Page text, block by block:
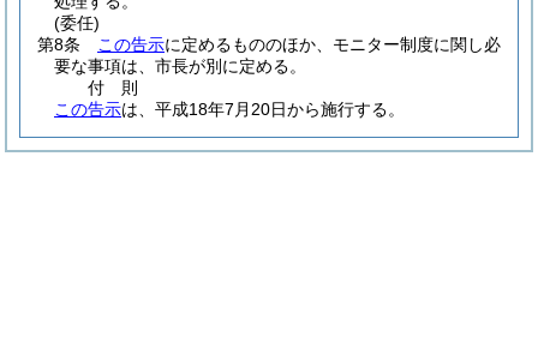
(委任)
第8条
この告示に定めるもののほか、モニター制度に関し必
要な事項は、市長が別に定める。
付 則
この告示は、平成18年7月20日から施行する。